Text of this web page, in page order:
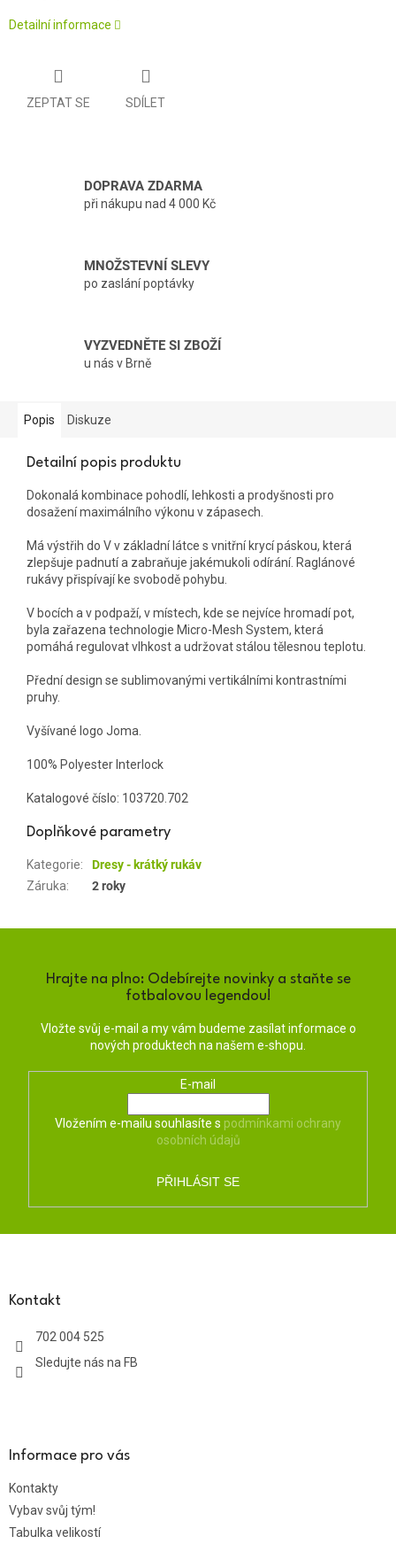
Detailní informace
ZEPTAT SE SDÍLET
DOPRAVA ZDARMA
při nákupu nad 4 000 Kč
MNOŽSTEVNÍ SLEVY
po zaslání poptávky
VYZVEDNĚTE SI ZBOŽÍ
u nás v Brně
Popis Diskuze
Detailní popis produktu
Dokonalá kombinace pohodlí, lehkosti a prodyšnosti pro
dosažení maximálního výkonu v zápasech.
Má výstřih do V v základní látce s vnitřní krycí páskou, která
zlepšuje padnutí a zabraňuje jakémukoli odírání. Raglánové
rukávy přispívají ke svobodě pohybu.
V bocích a v podpaží, v místech, kde se nejvíce hromadí pot,
byla zařazena technologie Micro-Mesh System, která
pomáhá regulovat vlhkost a udržovat stálou tělesnou teplotu.
Přední design se sublimovanými vertikálními kontrastními
pruhy.
Vyšívané logo Joma.
100% Polyester Interlock
Katalogové číslo: 103720.702
Doplňkové parametry
Kategorie:
Dresy - krátký rukáv
Záruka: 2 roky
Hrajte na plno: Odebírejte novinky a staňte se
fotbalovou legendou!
Vložte svůj e-mail a my vám budeme zasílat informace o
nových produktech na našem e-shopu.
E-mail
Vložením e-mailu souhlasíte s podmínkami ochrany
osobních údajů
PŘIHLÁSIT SE
Kontakt
702 004 525
Sledujte nás na FB
Informace pro vás
Kontakty
Vybav svůj tým!
Tabulka velikostí